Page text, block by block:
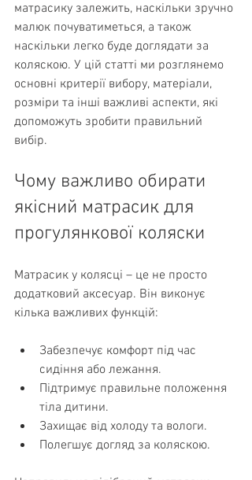
матрасику залежить, наскільки зручно
малюк почуватиметься, а також
наскільки легко буде доглядати за
коляскою. У цій статті ми розглянемо
основні критерії вибору, матеріали,
розміри та інші важливі аспекти, які
допоможуть зробити правильний
вибір.
Чому важливо обирати
якісний матрасик для
прогулянкової коляски
Матрасик у колясці – це не просто
додатковий аксесуар. Він виконує
кілька важливих функцій:
Забезпечує комфорт під час
сидіння або лежання.
Підтримує правильне положення
тіла дитини.
Захищає від холоду та вологи.
Полегшує догляд за коляскою.